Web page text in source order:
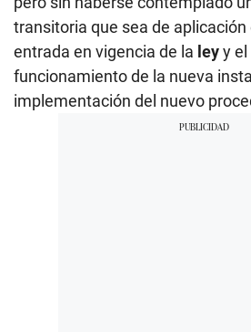
transitoria que sea de
entrada en vigencia de la leyy
funcionamiento de la nueva
implementación del nuevo